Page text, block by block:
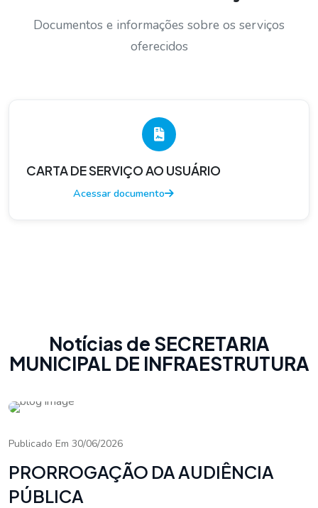
Documentos e informações sobre os serviços
oferecidos
CARTA DE SERVIÇO AO USUÁRIO
Acessar documento
Notícias de SECRETARIA
MUNICIPAL DE INFRAESTRUTURA
Publicado Em 30/06/2026
PRORROGAÇÃO DA AUDIÊNCIA
PÚBLICA